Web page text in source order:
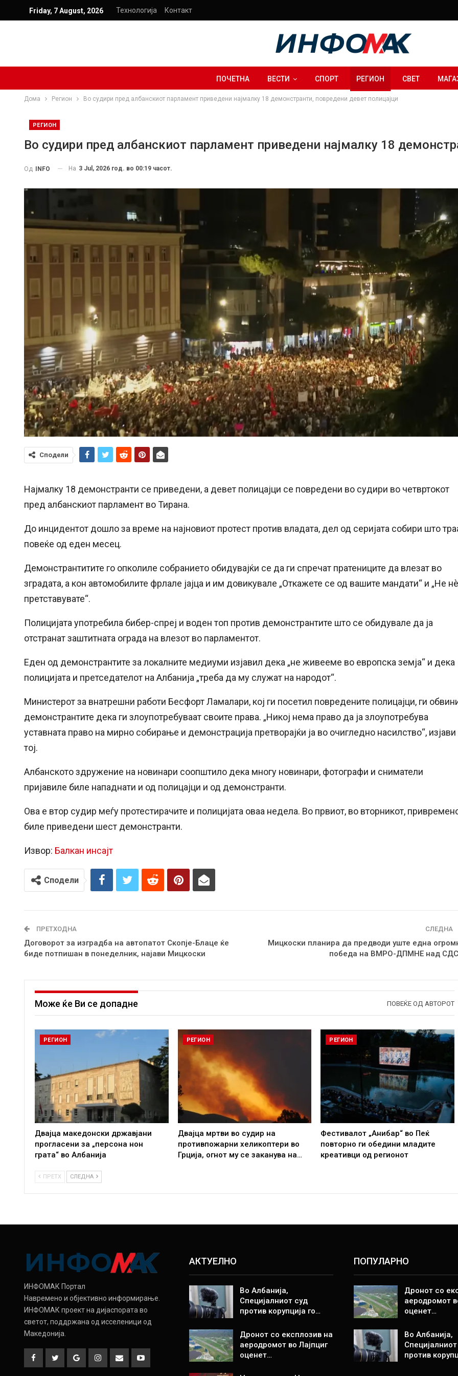
Friday, 7 August, 2026 Технологија Контакт
ПОЧЕТНА ВЕСТИ СПОРТ РЕГИОН СВЕТ
Дома Регион Во судири пред албанскиот парламент приведени најмалку 18 демонстранти, повредени девет полицајци
РЕГИОН
Во судири пред албанскиот парламент приведени најмалку 18
Од INFO На 3 Jul, 2026 год. во 00:19 часот.
Сподели
Најмалку 18 демонстранти се приведени, а девет полицајци се повредени во судири во четвртокот
пред албанскиот парламент во Тирана.
До инцидентот дошло за време на најновиот протест против владата, дел од серијата собири што
повеќе од еден месец.
Демонстрантитите го опколиле собранието обидувајќи се да ги спречат пратениците да влезат во
зградата, а кон автомобилите фрлале јајца и им довикувале „Откажете се од вашите мандати“ и „Не нè
претставувате“.
Полицијата употребила бибер-спреј и воден топ против демонстрантите што се обидувале да ја
отстранат заштитната ограда на влезот во парламентот.
Еден од демонстрантите за локалните медиуми изјавил дека „не живееме во европска земја“ и дека
полицијата и претседателот на Албанија „треба да му служат на народот“.
Министерот за внатрешни работи Бесфорт Ламалари, кој ги посетил повредените полицајци, ги
демонстрантите дека ги злоупотребуваат своите права. „Никој нема право да ја злоупотребува
уставната право на мирно собирање и демонстрација претворајќи ја во очигледно насилство“, изјави
тој.
Албанското здружение на новинари соопштило дека многу новинари, фотографи и сниматели
пријавиле биле нападнати и од полицајци и од демонстранти.
Ова е втор судир меѓу протестирачите и полицијата оваа недела. Во првиот, во вторникот,
биле приведени шест демонстранти.
Извор: Балкан инсајт
Сподели
ПРЕТХОДНА
Договорот за изградба на автопатот Скопје-Блаце ќе
биде потпишан в понеделник, најави Мицкоски
СЛЕДНА
Mицкоски планира да предводи уште една
победа на ВМРО-ДПМНЕ над
Може ќе Ви се допадне ПОВЕЌЕ ОД АВТОРОТ
РЕГИОН
Двајца македонски државјани
прогласени за „персона нон
грата“ во Албанија
РЕГИОН
Двајца мртви во судир на
противпожарни хеликоптери во
Грција, огнот му се заканува на…
РЕГИОН
Фестивалот „Анибар“ во Пеќ
повторно ги обедини младите
креативци од регионот
ПРЕТХ СЛЕДНА
ИНФОМАК Портал
Навремено и објективно информирање.
ИНФОМАК проект на дијаспората во
светот, поддржана од исселеници од
Македонија.
АКТУЕЛНО
Во Албанија,
Специјалниот суд
против корупција го…
Дронот со експлозив на
аеродромот во Лајпциг
оценет…
ПОПУЛАРНО
Дронот со
аеродромот
оценет…
Во Албанија,
против